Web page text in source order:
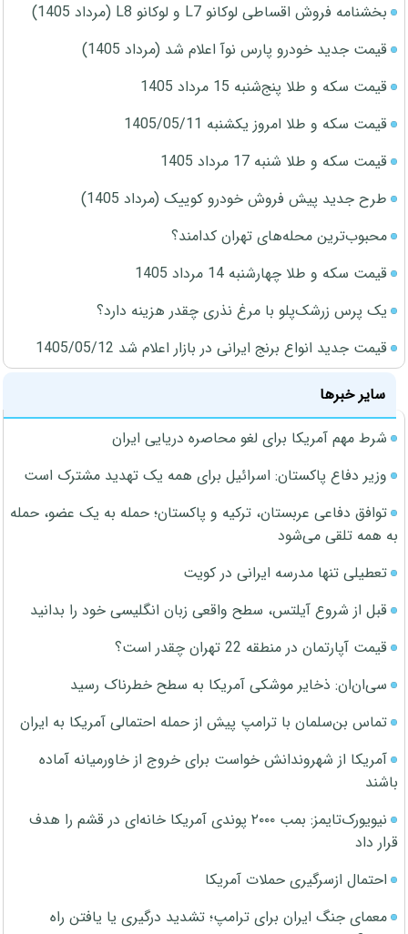
بخشنامه فروش اقساطی لوکانو L7 و لوکانو L8 (مرداد 1405)
قیمت جدید خودرو پارس نوآ اعلام شد (مرداد 1405)
قیمت سکه و طلا پنج‌شنبه 15 مرداد 1405
قیمت سکه و طلا امروز یکشنبه 1405/05/11
قیمت سکه و طلا شنبه 17 مرداد 1405
طرح جدید پیش فروش خودرو کوییک (مرداد 1405)
محبوب‌ترین محله‌های تهران کدامند؟
قیمت سکه و طلا چهارشنبه 14 مرداد 1405
یک پرس زرشک‌پلو با مرغ نذری چقدر هزینه دارد؟
قیمت جدید انواع برنج ایرانی در بازار اعلام شد 1405/05/12
سایر خبرها
شرط مهم آمریکا برای لغو محاصره دریایی ایران
وزیر دفاع پاکستان: اسرائیل برای همه یک تهدید مشترک است
توافق دفاعی عربستان، ترکیه و پاکستان؛ حمله به یک عضو، حمله
به همه تلقی می‌شود
تعطیلی تنها مدرسه ایرانی در کویت
قبل از شروع آیلتس، سطح واقعی زبان انگلیسی خود را بدانید
قیمت آپارتمان در منطقه 22 تهران چقدر است؟
سی‌ان‌ان: ذخایر موشکی آمریکا به سطح خطرناک رسید
تماس بن‌سلمان با ترامپ پیش از حمله احتمالی آمریکا به ایران
آمریکا از شهروندانش خواست برای خروج از خاورمیانه آماده
باشند
نیویورک‌تایمز: بمب ۲۰۰۰ پوندی آمریکا خانه‌ای در قشم را هدف
قرار داد
احتمال ازسرگیری حملات آمریکا
معمای جنگ ایران برای ترامپ؛ تشدید درگیری یا یافتن راه